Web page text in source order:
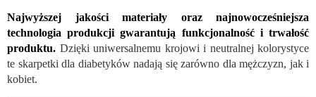
Najwyższej jakości materiały oraz najnowocześniejsza
technologia produkcji gwarantują funkcjonalność i trwałość
produktu. Dzięki uniwersalnemu krojowi i neutralnej kolorystyce
te skarpetki dla diabetyków nadają się zarówno dla mężczyzn, jak i
kobiet.